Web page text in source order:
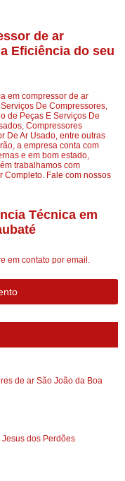
de ar
Eficiência do seu
em compressor de ar
De Compressores,
de Peças E Serviços De
Compressores
De Ar Usado, entre outras
a empresa conta com
e em bom estado,
trabalhamos com
Completo. Fale com nossos
Técnica em
em contato por email.
de ar São João da Boa
dos Perdões